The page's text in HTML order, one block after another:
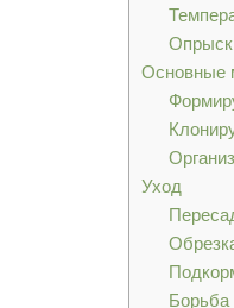
Основные
Уход
Борьба